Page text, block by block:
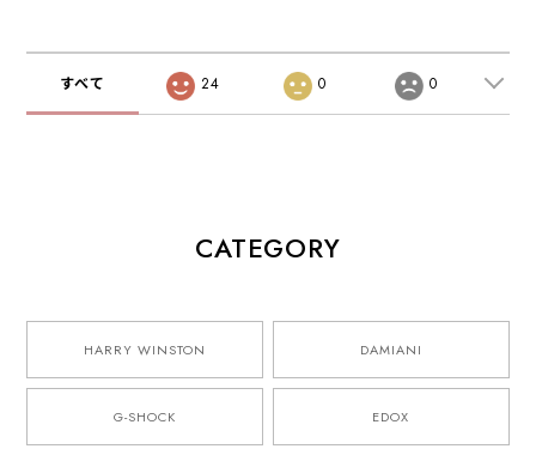
すべて 24 0 0
CATEGORY
HARRY WINSTON DAMIANI
G-SHOCK EDOX